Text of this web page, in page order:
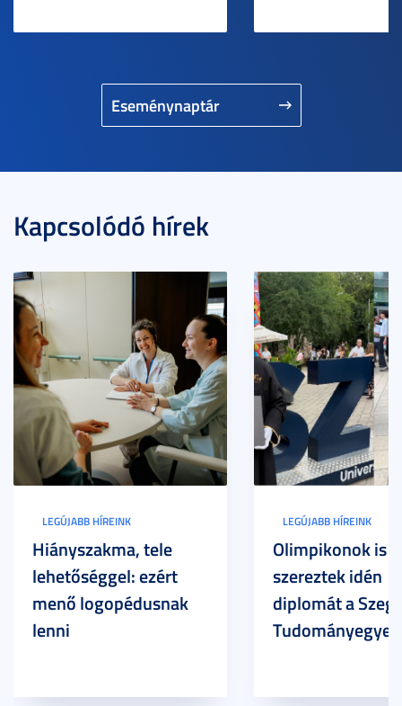
Eseménynaptár
Kapcsolódó hírek
LEGÚJABB HÍREINK
Hiányszakma, tele
lehetőséggel: ezért
menő logopédusnak
lenni
LEGÚJABB HÍREINK
Olimpikonok is
szereztek idén
diplomát a